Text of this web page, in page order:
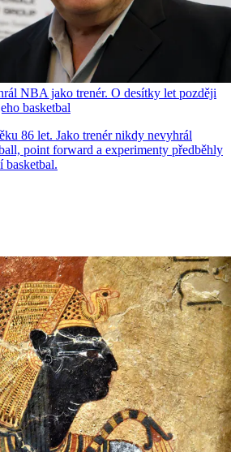
NBA jako trenér. O desítky let později
basketbal
86 let. Jako trenér nikdy nevyhrál
point forward a experimenty předběhly
basketbal.